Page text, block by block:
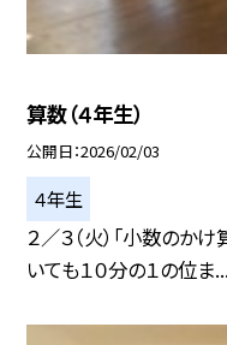
算数（４年生）
公開日 2026/02/03
４年生
２／３（火）「小数のか
いても１０分の１の位ま...